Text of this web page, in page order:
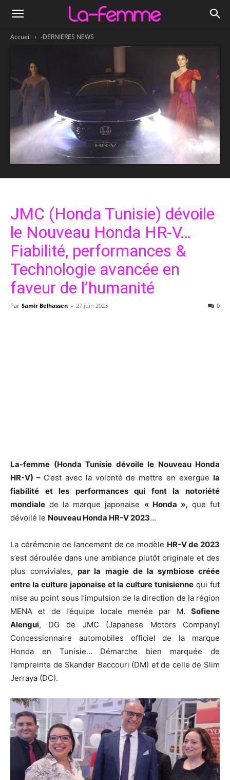
Accueil -DERNIERES NEWS
JMC (Honda Tunisie) dévoile
le Nouveau Honda HR-V…
Fiabilité, performances &
Technologie avancée en
faveur de l’humanité
Par Samir Belhassen - 27 juin 2023 0
La-femme (Honda Tunisie dévoile le Nouveau Honda
HR-V) – C’est avec la volonté de mettre en exerguela
fiabilité et les performances qui font la notoriété
mondiale de la marque japonaise « Honda », que fut
dévoilé le Nouveau Honda HR-V 2023…
La cérémonie de lancement de ce modèle HR-V de 2023
s’est déroulée dans une ambiance plutôt originale et des
plus conviviales,par la magie de la symbiose créée
entre la culture japonaise et la culture tunisienne qui fut
mise au point sous l’impulsion de la direction de la région
MENA et de l’équipe locale menée par M. Sofiene
Alengui, DG de JMC (Japanese Motors Company)
Concessionnaire automobiles officiel de la marque
Honda en Tunisie… Démarche bien marquée de
l’empreinte de Skander Baccouri (DM) et de celle de Slim
Jerraya (DC).